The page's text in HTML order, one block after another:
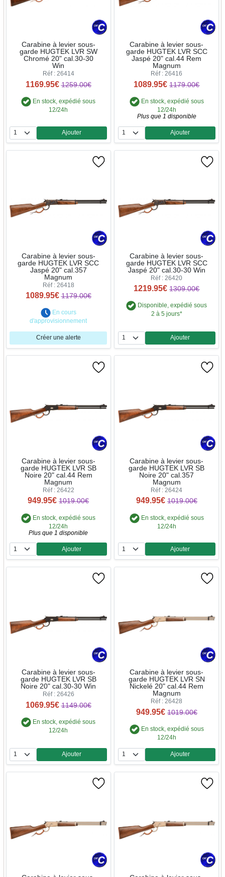
Carabine à levier sous-
garde HUGTEK LVR SW
Chromé 20" cal.30-30
Win
Réf : 26414
1169.95€ 1259.00€
En stock, expédié sous
12/24h
Quantité
Ajouter
Carabine à levier sous-
garde HUGTEK LVR SCC
Jaspé 20" cal.44 Rem
Magnum
Réf : 26416
1089.95€ 1179.00€
En stock, expédié sous
12/24h
Plus que 1 disponible
Quantité
Ajouter
Carabine à levier sous-
garde HUGTEK LVR SCC
Jaspé 20" cal.357
Magnum
Réf : 26418
1089.95€ 1179.00€
En cours
d'approvisionnement
Créer une alerte
Carabine à levier sous-
garde HUGTEK LVR SCC
Jaspé 20" cal.30-30 Win
Réf : 26420
1219.95€ 1309.00€
Disponible, expédié sous
2 à 5 jours*
Quantité
Ajouter
Carabine à levier sous-
garde HUGTEK LVR SB
Noire 20" cal.44 Rem
Magnum
Réf : 26422
949.95€ 1019.00€
En stock, expédié sous
12/24h
Plus que 1 disponible
Quantité
Ajouter
Carabine à levier sous-
garde HUGTEK LVR SB
Noire 20" cal.357
Magnum
Réf : 26424
949.95€ 1019.00€
En stock, expédié sous
12/24h
Quantité
Ajouter
Carabine à levier sous-
garde HUGTEK LVR SB
Noire 20" cal.30-30 Win
Réf : 26426
1069.95€ 1149.00€
En stock, expédié sous
12/24h
Quantité
Ajouter
Carabine à levier sous-
garde HUGTEK LVR SN
Nickelé 20" cal.44 Rem
Magnum
Réf : 26428
949.95€ 1019.00€
En stock, expédié sous
12/24h
Quantité
Ajouter